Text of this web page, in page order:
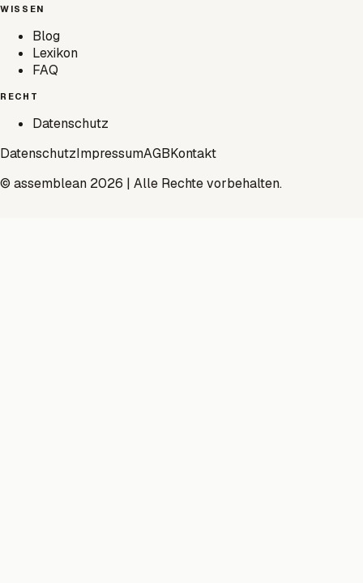
WISSEN
Blog
Lexikon
FAQ
RECHT
Datenschutz
DatenschutzImpressumAGBKontakt
© assemblean 2026 | Alle Rechte vorbehalten.